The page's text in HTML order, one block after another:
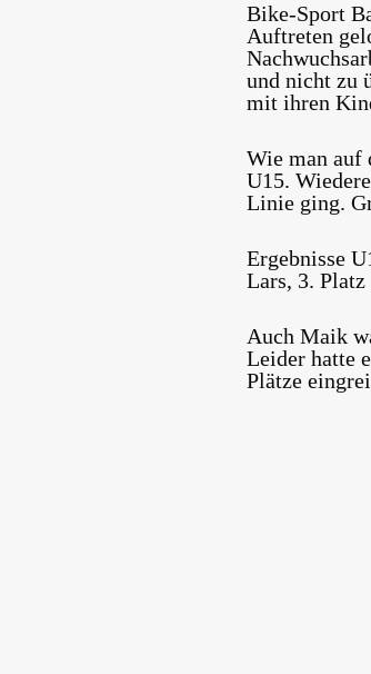
Bike-Sport
Auftreten
und nicht zu
mit ihren
Wie man auf
U15.
Linie ging.
Ergebnisse
Lars, 3. Platz
Auch Maik
Leider hatte
Plätze